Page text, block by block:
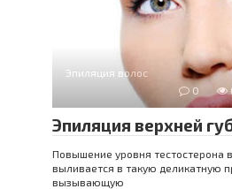
Эпиляция волос
0
Эпиляция верхней
Повышение уровня тестостерона
выливается в такую деликатную
вызывающую